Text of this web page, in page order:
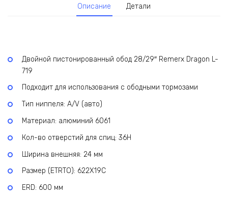
Описание Детали
Двойной пистонированный обод 28/29″ Remerx Dragon L-
719
Подходит для использования с ободными тормозами
Тип ниппеля: A/V (авто)
Материал: алюминий 6061
Кол-во отверстий для спиц: 36H
Ширина внешняя: 24 мм
Размер (ETRTO): 622X19C
ERD: 600 мм